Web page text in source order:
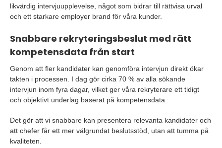
likvärdig intervjuupplevelse, något som bidrar till rättvisa urval
och ett starkare employer brand för våra kunder.
Snabbare rekryteringsbeslut med rätt
kompetensdata från start
Genom att fler kandidater kan genomföra intervjun direkt ökar
takten i processen. I dag gör cirka 70 % av alla sökande
intervjun inom fyra dagar, vilket ger våra rekryterare ett tidigt
och objektivt underlag baserat på kompetensdata.
Det gör att vi snabbare kan presentera relevanta kandidater och
att chefer får ett mer välgrundat beslutsstöd, utan att tumma på
kvaliteten.